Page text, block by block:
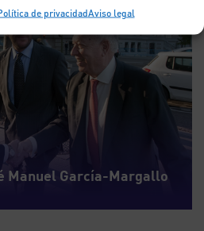
de privacidadAviso legal
Manuel García-Margallo